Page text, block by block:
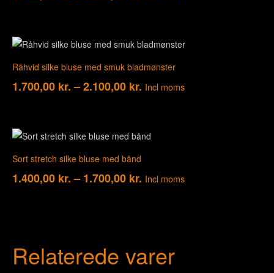
Råhvid silke bluse med smuk bladmønster
1.700,00 kr. –2.100,00 kr. Incl moms
Sort stretch silke bluse med bånd
1.400,00 kr. – 1.700,00 kr. Incl moms
Relaterede varer